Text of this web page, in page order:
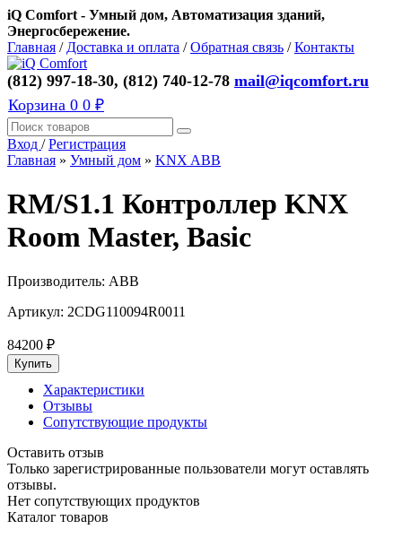
iQ Comfort - Умный дом, Автоматизация зданий,
Энергосбережение.
Главная / Доставка и оплата /Обратная связь /Контакты
(812) 997-18-30, (812) 740-12-78 mail@iqcomfort.ru
Корзина 0 0 ₽
Вход /Регистрация
Главная » Умный дом » KNX ABB
RM/S1.1 Контроллер KNX
Room Master, Basic
Производитель: ABB
Артикул: 2CDG110094R0011
84200 ₽
Характеристики
Отзывы
Сопутствующие продукты
Оставить отзыв
Только зарегистрированные пользователи могут оставлять
отзывы.
Нет сопутствующих продуктов
Каталог товаров